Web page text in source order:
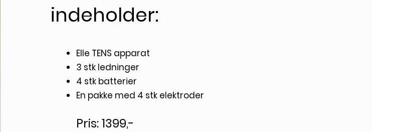
indeholder:
Elle TENS apparat
3 stk ledninger
4 stk batterier
En pakke med 4 stk elektroder
Pris: 1399,-